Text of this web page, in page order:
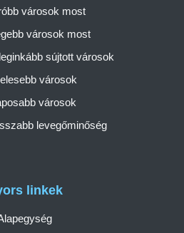
linkek
városok most
városok most
sújtott városok
városok
városok
levegőminőség